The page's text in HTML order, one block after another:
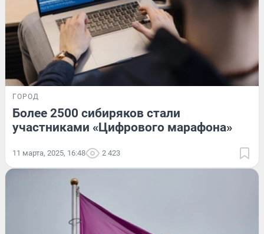
ГОРОД
Более 2500 сибиряков стали
участниками «Цифрового марафона»
11 марта, 2025, 16:48 2 423